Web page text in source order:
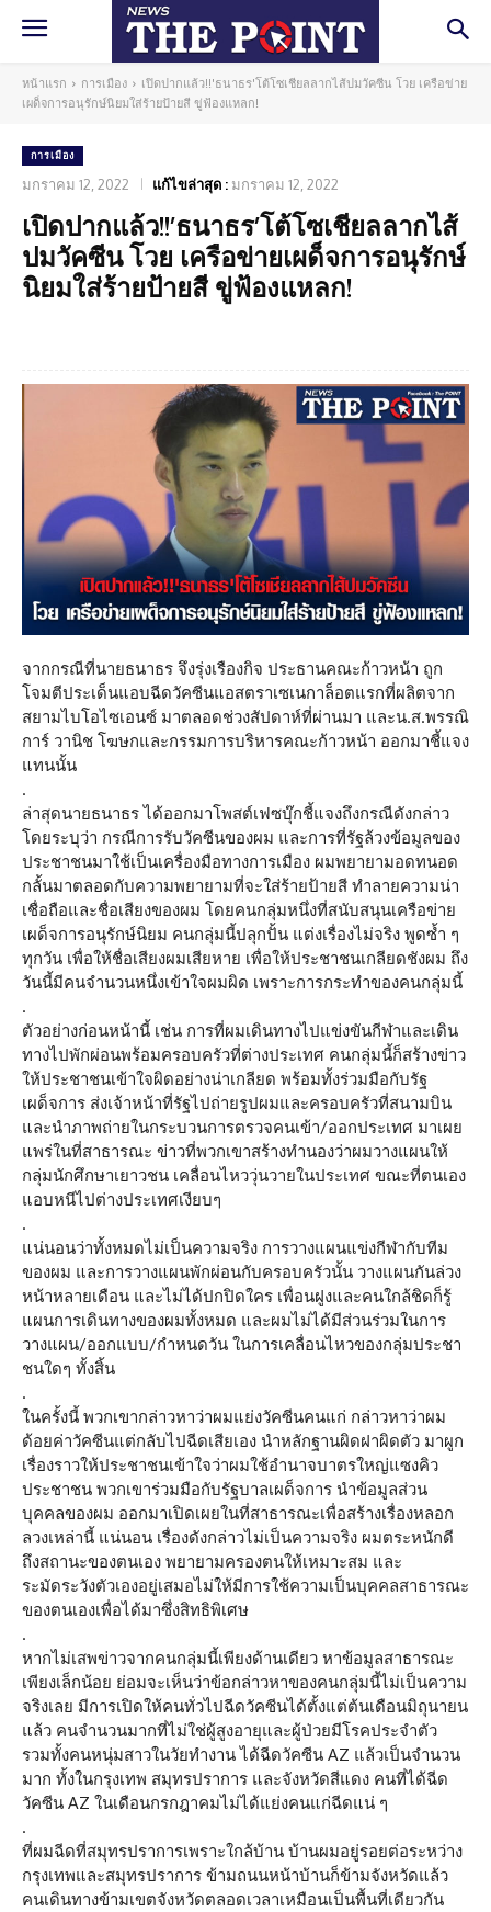
หน้าแรก การเมือง
เปิดปากแล้ว!!'ธนาธร'โต้โซเชียลลากไส้ปมวัคซีน โวย เครือข่าย
เผด็จการอนุรักษ์นิยมใส่ร้ายป้ายสี ขู่ฟ้องแหลก!
การเมือง
มกราคม 12, 2022 แก้ไขล่าสุด : มกราคม 12, 2022
เปิดปากแล้ว!!’ธนาธร’โต้โซเชียลลากไส้
ปมวัคซีน โวย เครือข่ายเผด็จการอนุรักษ์
นิยมใส่ร้ายป้ายสี ขู่ฟ้องแหลก!
จากกรณีที่นายธนาธร จึงรุ่งเรืองกิจ ประธานคณะก้าวหน้า ถูก
โจมตีประเด็นแอบฉีดวัคซีนแอสตราเซเนกาล็อตแรกที่ผลิตจาก
สยามไบโอไซเอนซ์ มาตลอดช่วงสัปดาห์ที่ผ่านมา และน.ส.พรรณิ
การ์ วานิช โฆษกและกรรมการบริหารคณะก้าวหน้า ออกมาชี้แจง
แทนนั้น
.
ล่าสุดนายธนาธร ได้ออกมาโพสต์เฟซบุ๊กชี้แจงถึงกรณีดังกล่าว
โดยระบุว่า กรณีการรับวัคซีนของผม และการที่รัฐล้วงข้อมูลของ
ประชาชนมาใช้เป็นเครื่องมือทางการเมือง ผมพยายามอดทนอด
กลั้นมาตลอดกับความพยายามที่จะใส่ร้ายป้ายสี ทำลายความน่า
เชื่อถือและชื่อเสียงของผม โดยคนกลุ่มหนึ่งที่สนับสนุนเครือข่าย
เผด็จการอนุรักษ์นิยม คนกลุ่มนี้ปลุกปั้น แต่งเรื่องไม่จริง พูดซ้ำ ๆ
ทุกวัน เพื่อให้ชื่อเสียงผมเสียหาย เพื่อให้ประชาชนเกลียดชังผม ถึง
วันนี้มีคนจำนวนหนึ่งเข้าใจผมผิด เพราะการกระทำของคนกลุ่มนี้
.
ตัวอย่างก่อนหน้านี้ เช่น การที่ผมเดินทางไปแข่งขันกีฬาและเดิน
ทางไปพักผ่อนพร้อมครอบครัวที่ต่างประเทศ คนกลุ่มนี้ก็สร้างข่าว
ให้ประชาชนเข้าใจผิดอย่างน่าเกลียด พร้อมทั้งร่วมมือกับรัฐ
เผด็จการ ส่งเจ้าหน้าที่รัฐไปถ่ายรูปผมและครอบครัวที่สนามบิน
และนำภาพถ่ายในกระบวนการตรวจคนเข้า/ออกประเทศ มาเผย
แพร่ในที่สาธารณะ ข่าวที่พวกเขาสร้างทำนองว่าผมวางแผนให้
กลุ่มนักศึกษาเยาวชน เคลื่อนไหววุ่นวายในประเทศ ขณะที่ตนเอง
แอบหนีไปต่างประเทศเงียบๆ
.
แน่นอนว่าทั้งหมดไม่เป็นความจริง การวางแผนแข่งกีฬากับทีม
ของผม และการวางแผนพักผ่อนกับครอบครัวนั้น วางแผนกันล่วง
หน้าหลายเดือน และไม่ได้ปกปิดใคร เพื่อนฝูงและคนใกล้ชิดก็รู้
แผนการเดินทางของผมทั้งหมด และผมไม่ได้มีส่วนร่วมในการ
วางแผน/ออกแบบ/กำหนดวัน ในการเคลื่อนไหวของกลุ่มประชา
ชนใดๆ ทั้งสิ้น
.
ในครั้งนี้ พวกเขากล่าวหาว่าผมแย่งวัคซีนคนแก่ กล่าวหาว่าผม
ด้อยค่าวัคซีนแต่กลับไปฉีดเสียเอง นำหลักฐานผิดฝาผิดตัว มาผูก
เรื่องราวให้ประชาชนเข้าใจว่าผมใช้อำนาจบาตรใหญ่แซงคิว
ประชาชน พวกเขาร่วมมือกับรัฐบาลเผด็จการ นำข้อมูลส่วน
บุคคลของผม ออกมาเปิดเผยในที่สาธารณะเพื่อสร้างเรื่องหลอก
ลวงเหล่านี้ แน่นอน เรื่องดังกล่าวไม่เป็นความจริง ผมตระหนักดี
ถึงสถานะของตนเอง พยายามครองตนให้เหมาะสม และ
ระมัดระวังตัวเองอยู่เสมอไม่ให้มีการใช้ความเป็นบุคคลสาธารณะ
ของตนเองเพื่อได้มาซึ่งสิทธิพิเศษ
.
หากไม่เสพข่าวจากคนกลุ่มนี้เพียงด้านเดียว หาข้อมูลสาธารณะ
เพียงเล็กน้อย ย่อมจะเห็นว่าข้อกล่าวหาของคนกลุ่มนี้ไม่เป็นความ
จริงเลย มีการเปิดให้คนทั่วไปฉีดวัคซีนได้ตั้งแต่ต้นเดือนมิถุนายน
แล้ว คนจำนวนมากที่ไม่ใช่ผู้สูงอายุและผู้ป่วยมีโรคประจำตัว
รวมทั้งคนหนุ่มสาวในวัยทำงาน ได้ฉีดวัคซีน AZ แล้วเป็นจำนวน
มาก ทั้งในกรุงเทพ สมุทรปราการ และจังหวัดสีแดง คนที่ได้ฉีด
วัคซีน AZ ในเดือนกรกฎาคมไม่ได้แย่งคนแก่ฉีดแน่ ๆ
.
ที่ผมฉีดที่สมุทรปราการเพราะใกล้บ้าน บ้านผมอยู่รอยต่อระหว่าง
กรุงเทพและสมุทรปราการ ข้ามถนนหน้าบ้านก็ข้ามจังหวัดแล้ว
คนเดินทางข้ามเขตจังหวัดตลอดเวลาเหมือนเป็นพื้นที่เดียวกัน